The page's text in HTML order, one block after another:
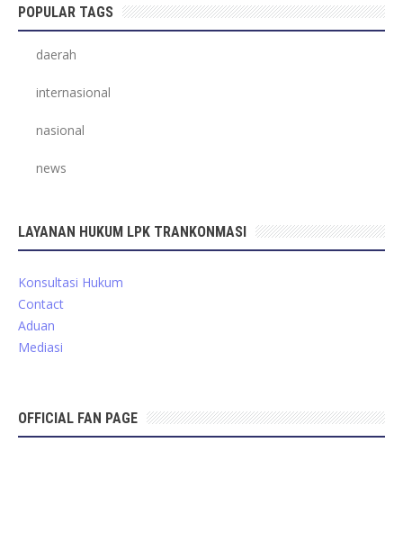
POPULAR TAGS
daerah
internasional
nasional
news
LAYANAN HUKUM LPK TRANKONMASI
Konsultasi Hukum
Contact
Aduan
Mediasi
OFFICIAL FAN PAGE